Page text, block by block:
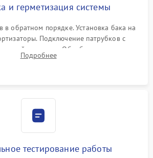
и герметизация системы
в обратном порядке. Установка бака на
Подключение патрубков с
хомутами. Обработка стыков
возможных протечек воды.
Подробнее
тестирование работы